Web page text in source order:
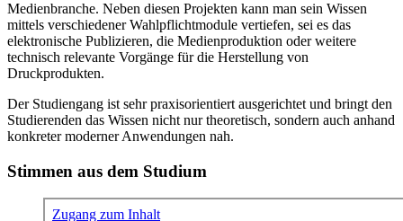
Medienbranche. Neben diesen Projekten kann man sein Wissen
mittels verschiedener Wahlpflichtmodule vertiefen, sei es das
elektronische Publizieren, die Medienproduktion oder weitere
technisch relevante Vorgänge für die Herstellung von
Druckprodukten.
Der Studiengang ist sehr praxisorientiert ausgerichtet und bringt den
Studierenden das Wissen nicht nur theoretisch, sondern auch anhand
konkreter moderner Anwendungen nah.
Stimmen aus dem Studium